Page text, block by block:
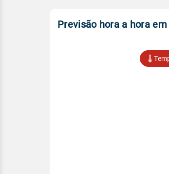
Previsão hora a hora